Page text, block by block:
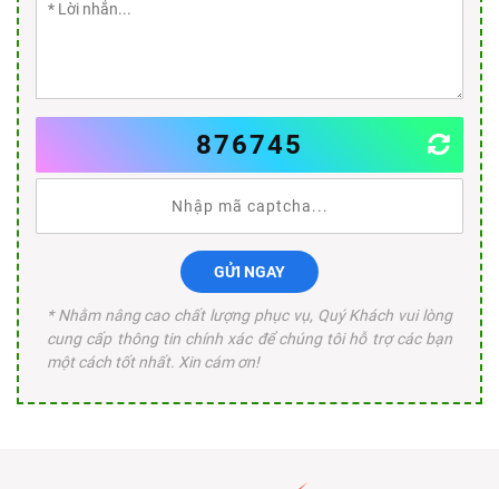
876745
GỬI NGAY
* Nhằm nâng cao chất lượng phục vụ, Quý Khách vui lòng
cung cấp thông tin chính xác để chúng tôi hỗ trợ các bạn
một cách tốt nhất. Xin cám ơn!